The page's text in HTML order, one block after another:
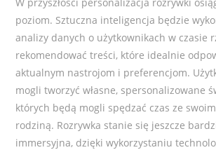
poziom. Sztuczna inteligencja będzie
analizy danych o użytkownikach w czasie
rekomendować treści, które idealnie
aktualnym nastrojom i preferencjom.
mogli tworzyć własne, spersonalizowane
których będą mogli spędzać czas ze
rodziną. Rozrywka stanie się jeszcze
immersyjna, dzięki wykorzystaniu